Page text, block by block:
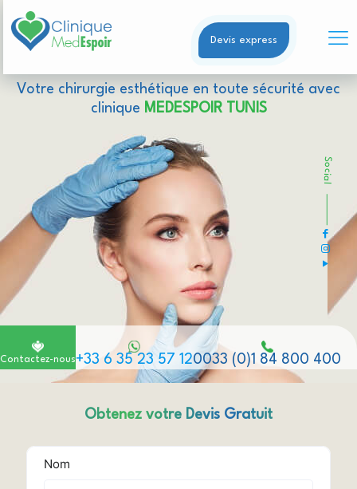
Devis express
Votre chirurgie esthétique en toute sécurité avec
clinique MEDESPOIR TUNIS
Contactez-nous+33 6 35 23 57 120033 (0)1 84 800 400
Social
Obtenez votre Devis Gratuit